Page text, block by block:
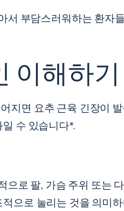
서 부담스러워하는 환자
이해하기
지면 요추 근육 긴장이
수 있습니다*.
으로 팔, 가슴 주위 또는
으로 눌리는 것을 의미